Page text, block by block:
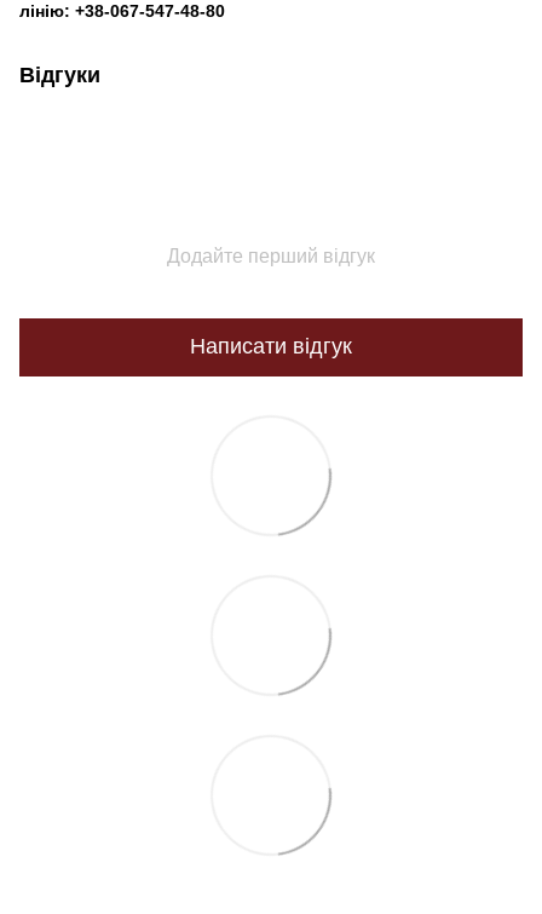
лінію: +38-067-547-48-80
Відгуки
Додайте перший відгук
Написати відгук